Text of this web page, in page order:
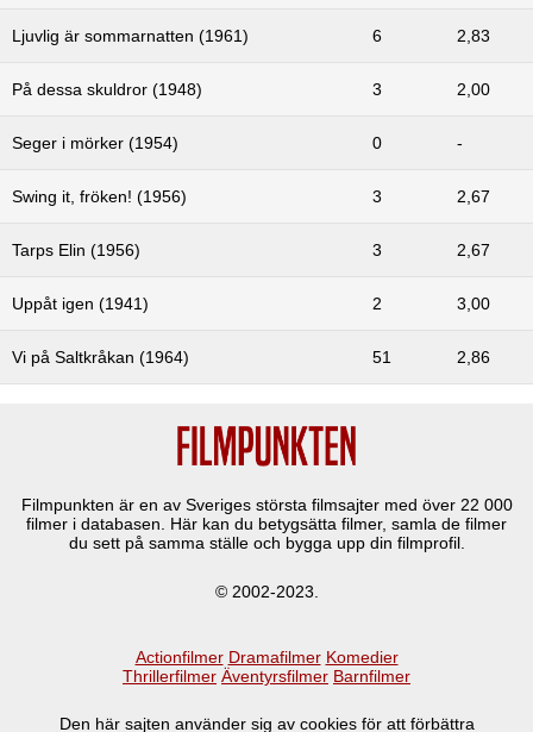
Ljuvlig är sommarnatten (1961) 6 2,83
På dessa skuldror (1948) 3 2,00
Seger i mörker (1954) 0 -
Swing it, fröken! (1956) 3 2,67
Tarps Elin (1956) 3 2,67
Uppåt igen (1941) 2 3,00
Vi på Saltkråkan (1964) 51 2,86
Filmpunkten är en av Sveriges största filmsajter med över 22 000
filmer i databasen. Här kan du betygsätta filmer, samla de filmer
du sett på samma ställe och bygga upp din filmprofil.
© 2002-2023.
Actionfilmer Dramafilmer Komedier
Thrillerfilmer Äventyrsfilmer Barnfilmer
Den här sajten använder sig av cookies för att förbättra